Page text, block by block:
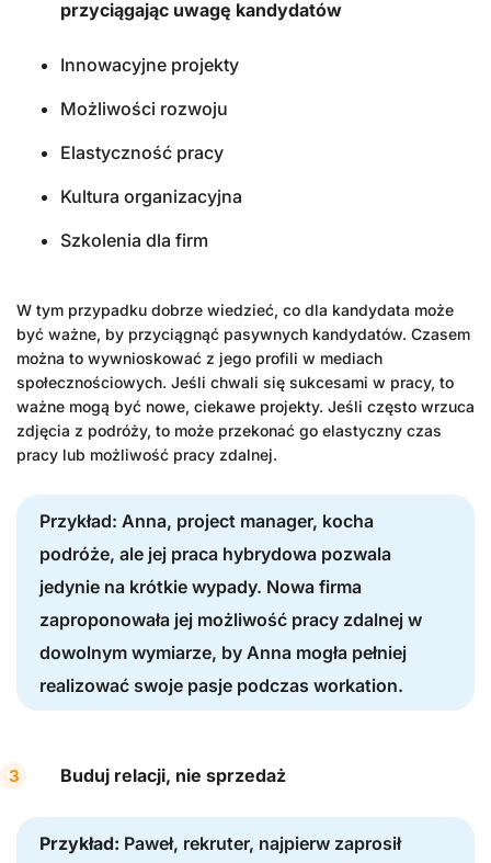
przyciągając uwagę kandydatów
Innowacyjne projekty
Możliwości rozwoju
Elastyczność pracy
Kultura organizacyjna
Szkolenia dla firm
W tym przypadku dobrze wiedzieć, co dla kandydata może
być ważne, by przyciągnąć pasywnych kandydatów. Czasem
można to wywnioskować z jego profili w mediach
społecznościowych. Jeśli chwali się sukcesami w pracy, to
ważne mogą być nowe, ciekawe projekty. Jeśli często wrzuca
zdjęcia z podróży, to może przekonać go elastyczny czas
pracy lub możliwość pracy zdalnej.
Przykład: Anna, project manager, kocha
podróże, ale jej praca hybrydowa pozwala
jedynie na krótkie wypady. Nowa firma
zaproponowała jej możliwość pracy zdalnej w
dowolnym wymiarze, by Anna mogła pełniej
realizować swoje pasje podczas workation.
Buduj relacji, nie sprzedaż
Przykład: Paweł, rekruter, najpierw zaprosił